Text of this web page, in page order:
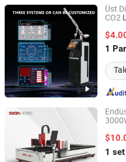
Üst
CO2
1
Weifang KM Electronics
Shandong, China
1 set
Shandong Acetech
Shandong, China